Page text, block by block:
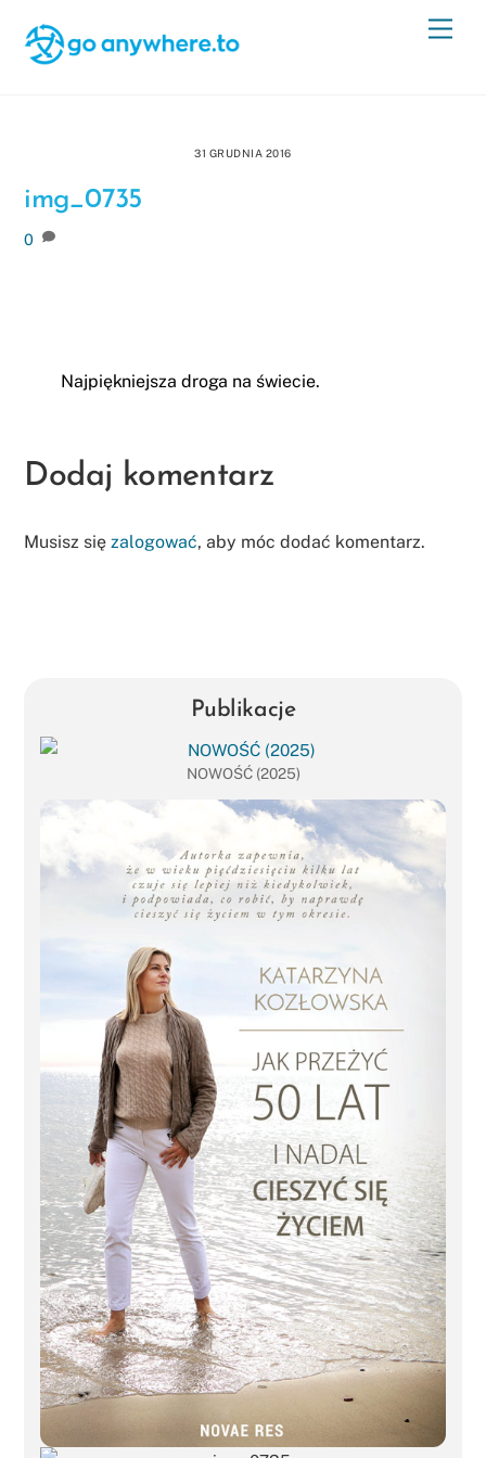
content
31 GRUDNIA 2016
img_0735
0
Najpiękniejsza droga na świecie.
Dodaj komentarz
Musisz sięzalogować, aby móc dodać komentarz.
Publikacje
NOWOŚĆ (2025)